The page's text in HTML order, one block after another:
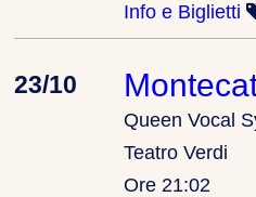
Info e Biglietti
23/10
Queen Vocal
Teatro Verdi
Ore 21:02